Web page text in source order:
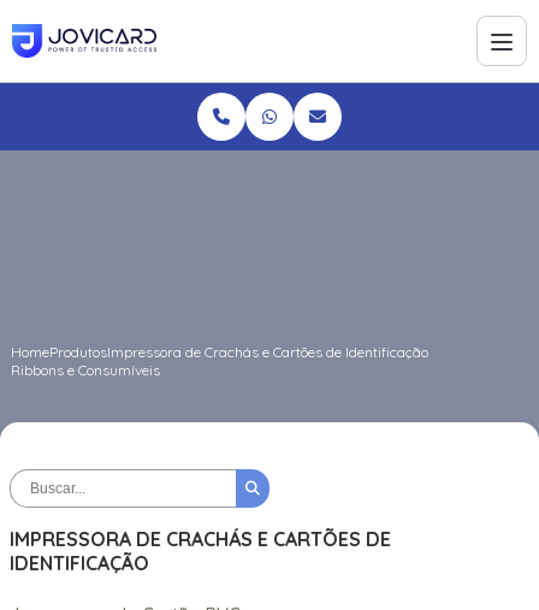
HomeProdutosImpressora de Crachás e Cartões de Identificação
Ribbons e Consumíveis
IMPRESSORA DE CRACHÁS E CARTÕES DE
IDENTIFICAÇÃO